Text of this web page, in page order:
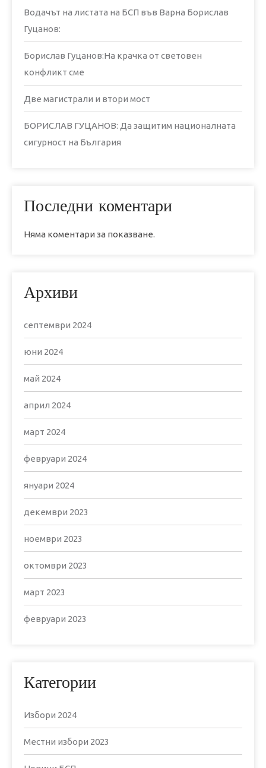
Водачът на листата на БСП във Варна Борислав
Гуцанов:
Борислав Гуцанов:На крачка от световен
конфликт сме
Две магистрали и втори мост
БОРИСЛАВ ГУЦАНОВ: Да защитим националната
сигурност на България
Последни коментари
Няма коментари за показване.
Архиви
септември 2024
юни 2024
май 2024
април 2024
март 2024
февруари 2024
януари 2024
декември 2023
ноември 2023
октомври 2023
март 2023
февруари 2023
Категории
Избори 2024
Местни избори 2023